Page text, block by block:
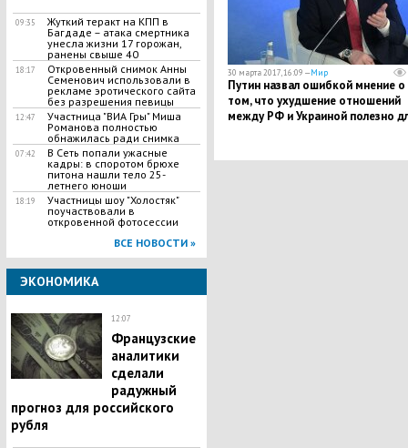
09:35
Жуткий теракт на КПП в
Багдаде – атака смертника
унесла жизни 17 горожан,
ранены свыше 40
18:17
Откровенный снимок Анны
Семенович использовали в
рекламе эротического сайта
без разрешения певицы
12:47
Участница "ВИА Гры" Миша
Романова полностью
обнажилась ради снимка
07:42
В Сеть попали ужасные
кадры: в споротом брюхе
питона нашли тело 25-
летнего юноши
18:19
Участницы шоу "Холостяк"
поучаствовали в
откровенной фотосессии
ВСЕ НОВОСТИ »
ЭКОНОМИКА
12:07
Французские
аналитики
сделали
радужный
прогноз для российского
рубля
30 марта 2017, 16:09 —Мир
Путин назвал ошибкой мнение о
том, что ухудшение отношений
между РФ и Украиной полезно